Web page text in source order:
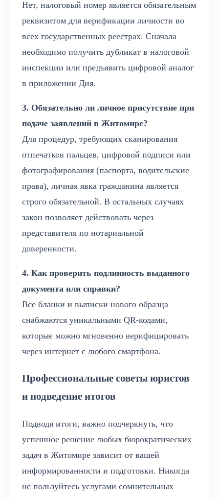
Нет, налоговый номер является обязательным
реквизитом для верификации личности во
всех государственных реестрах. Сначала
необходимо получить дубликат в налоговой
инспекции или предъявить цифровой аналог
в приложении Дия.
3. Обязательно ли личное присутствие при
подаче заявлений в Житомире?
Для процедур, требующих сканирования
отпечатков пальцев, цифровой подписи или
фотографирования (паспорта, водительские
права), личная явка гражданина является
строго обязательной. В остальных случаях
закон позволяет действовать через
представителя по нотариальной
доверенности.
4. Как проверить подлинность выданного
документа или справки?
Все бланки и выписки нового образца
снабжаются уникальными QR-кодами,
которые можно мгновенно верифицировать
через интернет с любого смартфона.
Профессиональные советы юристов
и подведение итогов
Подводя итоги, важно подчеркнуть, что
успешное решение любых бюрократических
задач в Житомире зависит от вашей
информированности и подготовки. Никогда
не пользуйтесь услугами сомнительных